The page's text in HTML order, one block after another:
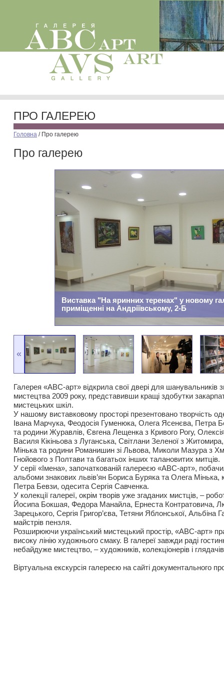
ПРО ГАЛЕРЕЮ
Головна / Про галерею
Про галерею
Виставка "На яринних теренах" у новому
приміщенні на Андріївському, 2-Б
«
Галерея «АВС-арт» відкрила свої двері для шанувальників
мистецтва 2009 року, представивши кращі здобутки
мистецьких шкіл.
У нашому виставковому просторі презентовано творчість
Івана Марчука, Феодосія Гуменюка, Олега Ясенєва, Петра
та родини Журавлів, Євгена Лещенка з Кривого Рогу,
Василя Кікіньова з Луганська, Світлани Зеленої з
Мінька та родини Романишин зі Львова, Миколи Мазура з
Гнойового з Полтави та багатьох інших талановитих митців.
У серії «Імена», започаткованій галереєю «АВС-арт»,
альбоми знакових львів’ян Бориса Буряка та Олега Мінька,
Петра Бевзи, одесита Сергія Савченка.
У колекції галереї, окрім творів уже згаданих мистців, –
Йосипа Бокшая, Федора Манайла, Ернеста Контратовича,
Зарецького, Сергія Григор’єва, Тетяни Яблонської, Альбіна
майстрів пензля.
Розширюючи український мистецький простір, «АВС-арт»
високу лінію художнього смаку. В галереї завжди раді
небайдуже мистецтво, – художників, колекціонерів і
Віртуальна екскурсія галереєю на сайті документального